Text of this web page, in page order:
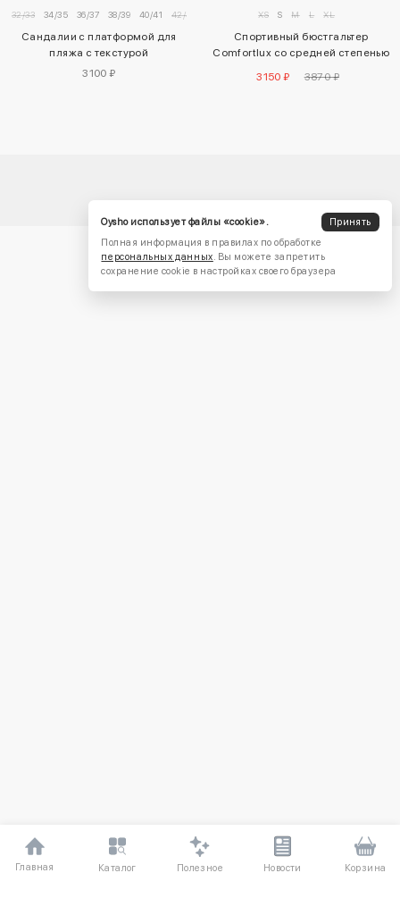
32/33 34/35 36/37 38/39 40/41 42/43
Сандалии с платформой для
пляжа с текстурой
3100 ₽
XS S M L XL
Спортивный бюстгальтер
Comfortlux со средней степенью
3150 ₽ 3870 ₽
Главная Каталог Полезное Новости Корзина
Oysho использует файлы «cookie».
Принять
Полная информация в правилах по обработке
персональных данных. Вы можете запретить
сохранение cookie в настройках своего браузера